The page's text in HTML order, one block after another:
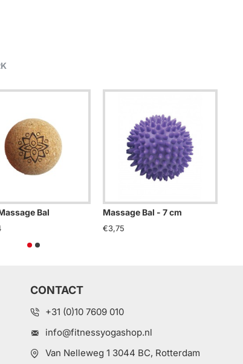
Bal Set - 6,5 cm
Bal Massage Bal - 7 cm
€3,75
CONTACT
+31 (0)10 7609 010
info@fitnessyogashop.nl
Van Nelleweg 1 3044 BC, Rotterdam